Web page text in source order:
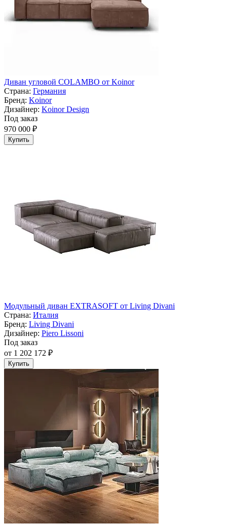
Диван угловой COLAMBO от Koinor
Страна: Германия
Бренд: Koinor
Дизайнер: Koinor Design
Под заказ
970 000 ₽
Купить
Модульный диван EXTRASOFT от Living Divani
Страна: Италия
Бренд: Living Divani
Дизайнер: Piero Lissoni
Под заказ
от 1 202 172 ₽
Купить